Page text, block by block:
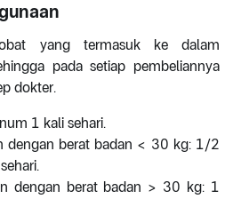
yang termasuk ke dalam
pada setiap pembeliannya
dokter.
1 kali sehari.
dengan berat badan < 30 kg: 1/2
dengan berat badan > 30 kg: 1